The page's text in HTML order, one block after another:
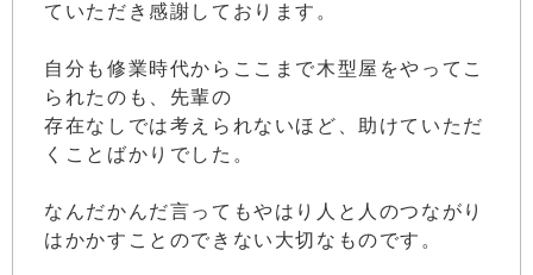
ていただき感謝しております。
自分も修業時代からここまで木型屋をやってこ
られたのも、先輩の
存在なしでは考えられないほど、助けていただ
くことばかりでした。
なんだかんだ言ってもやはり人と人のつながり
はかかすことのできない大切なものです。